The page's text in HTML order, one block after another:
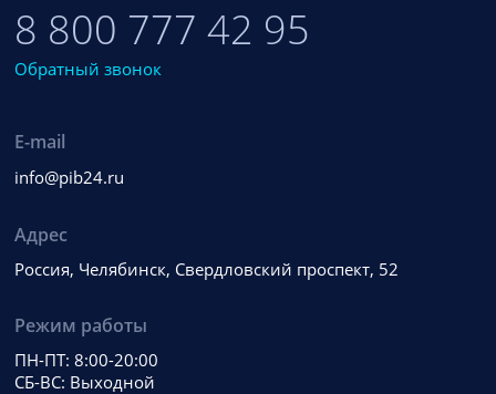
8 800 777 42 95
Обратный звонок
E-mail
info@pib24.ru
Адрес
Россия, Челябинск, Свердловский проспект, 52
Режим работы
ПН-ПТ: 8:00-20:00
СБ-ВС: Выходной